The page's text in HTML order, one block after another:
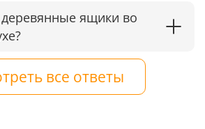
ящики во
все ответы